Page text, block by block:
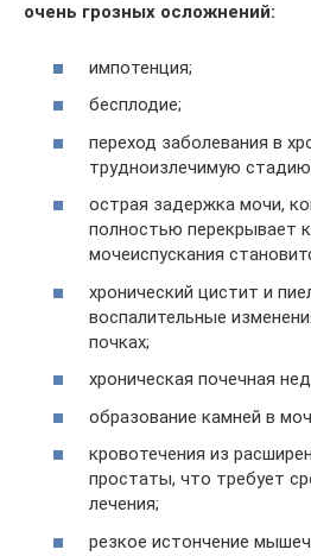
очень грозных осложнений:
импотенция;
бесплодие;
переход заболевания в
трудноизлечимую
острая задержка мочи,
полностью перекрывает
мочеиспускания
хронический цистит и
воспалительные
почках;
хроническая почечная
образование камней в
кровотечения из
простаты, что требует
лечения;
резкое истончение